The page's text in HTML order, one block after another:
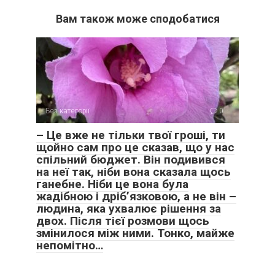
Вам також може сподобатися
Без категорії 0
– Це вже не тільки твої гроші, ти
щойно сам про це сказав, що у нас
спільний бюджет. Він подивився
на неї так, ніби вона сказала щось
ганебне. Ніби це вона була
жадібною і дріб’язковою, а не він –
людина, яка ухвалює рішення за
двох. Після тієї розмови щось
змінилося між ними. Тонко, майже
непомітно…